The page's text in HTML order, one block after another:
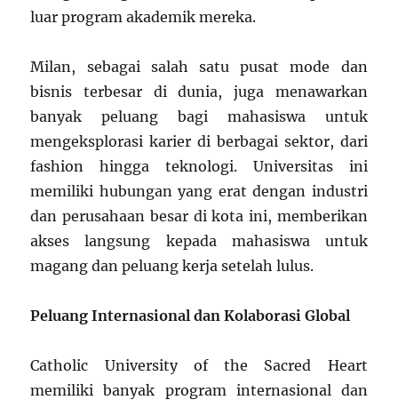
luar program akademik mereka.
Milan, sebagai salah satu pusat mode dan
bisnis terbesar di dunia, juga menawarkan
banyak peluang bagi mahasiswa untuk
mengeksplorasi karier di berbagai sektor, dari
fashion hingga teknologi. Universitas ini
memiliki hubungan yang erat dengan industri
dan perusahaan besar di kota ini, memberikan
akses langsung kepada mahasiswa untuk
magang dan peluang kerja setelah lulus.
Peluang Internasional dan Kolaborasi Global
Catholic University of the Sacred Heart
memiliki banyak program internasional dan